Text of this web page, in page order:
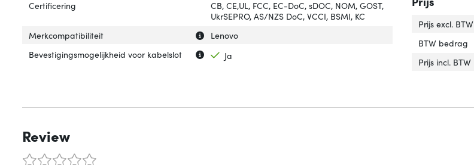
Certificering
CB, CE,UL, FCC, EC-DoC, sDOC, NOM, GOST,
UkrSEPRO, AS/NZS DoC, VCCI, BSMI, KC
Uitleg over 'Merkcompatibiliteit'
Verberg uitleg over 'Merkcompatibiliteit'
Merkcompatibiliteit
Lenovo
Uitleg over 'Bevestigingsmogelijkheid voor kabelslot'
Verberg uitleg over 'Bevestigingsmogelijkheid voor kabelslot'
Bevestigingsmogelijkheid voor kabelslot Ja
Prijs excl. BTW
BTW bedrag
Prijs incl. BTW
Review